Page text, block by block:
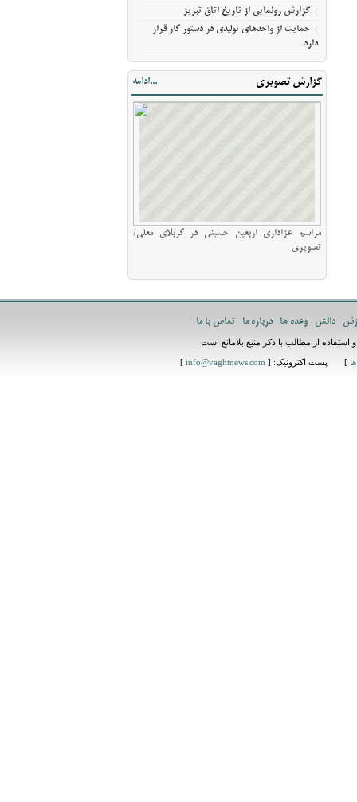
گزارش رونمایی از تاریخ اتاق تبریز
حمایت از واحدهای تولیدی در دستور کار قرار
دارد
گزارش تصویری ...ادامه
مراسم عزاداری اربعین حسینی در کربلای معلی/
تصویری
دانش وعده ها درباره ما تماس با ما
از مطالب با ذکر منبع بلامانع است
] پست اکترونیک: [ info@vaghtnews.com
]